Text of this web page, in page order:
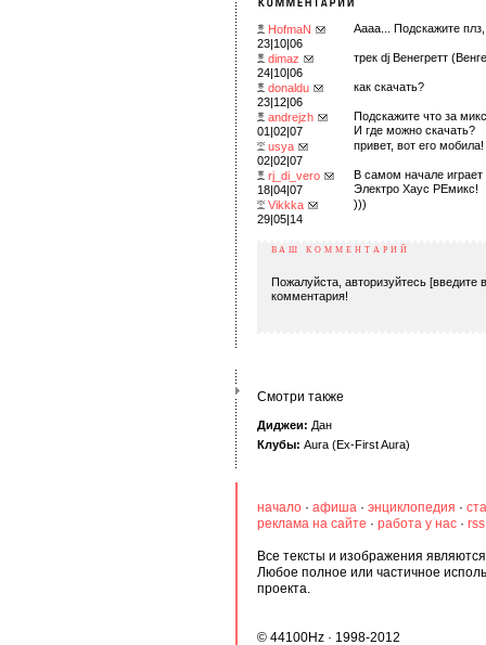
HofmaN
23|10|06
Аааа... Подскажите плз,
dimaz
24|10|06
трек dj Венегретт
donaldu
23|12|06
как скачать?
andrejzh
01|02|07
Подскажите что за
И где можно скачать?
usya
02|02|07
привет, вот его
rj_di_vero
18|04|07
В самом начале играет
Электро Хаус РЕмикс!
Vikkka
29|05|14
)))
ВАШ КОММЕНТАРИЙ
Пожалуйста, авторизуйтесь [введите
комментария!
Смотри также
Диджеи: Дан
Клубы: Aura (Ex-First Aura)
начало · афиша · энциклопедия ·
реклама на сайте · работа у нас ·
Все тексты и изображения
Любое полное или частичное
проекта.
© 44100Hz · 1998-2012